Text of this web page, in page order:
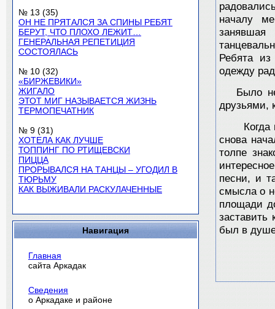
№ 13 (35)
ОН НЕ ПРЯТАЛСЯ ЗА СПИНЫ РЕБЯТ
БЕРУТ, ЧТО ПЛОХО ЛЕЖИТ…
ГЕНЕРАЛЬНАЯ РЕПЕТИЦИЯ
СОСТОЯЛАСЬ
№ 10 (32)
«БИРЖЕВИКИ»
ЖИГАЛО
ЭТОТ МИГ НАЗЫВАЕТСЯ ЖИЗНЬ
ТЕРМОПЕЧАТНИК
№ 9 (31)
ХОТЕЛА КАК ЛУЧШЕ
ТОППИНГ ПО РТИЩЕВСКИ
ПИЦЦА
ПРОРЫВАЛСЯ НА ТАНЦЫ – УГОДИЛ В
ТЮРЬМУ
КАК ВЫЖИВАЛИ РАСКУЛАЧЕННЫЕ
Навигация
Главная
сайта Аркадак
Сведения
о Аркадаке и районе
началу
Ребята
одежду
Было не
друзьями,
Когда
снова
толпе
песни, и
смысла о
площади
заставить
был в